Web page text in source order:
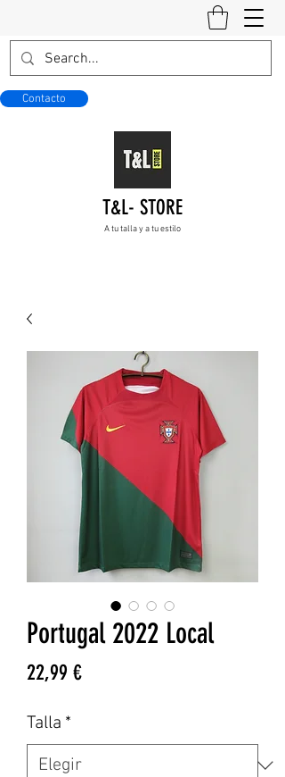
Contacto
T&L- STORE
A tu talla y a tu estilo
Portugal 2022 Local
22,99 €Precio
Talla *